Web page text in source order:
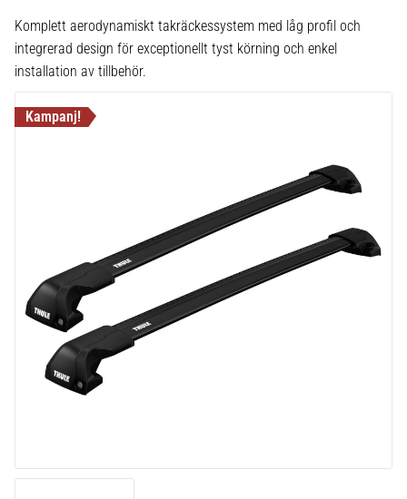
Komplett aerodynamiskt takräckessystem med låg profil och
integrerad design för exceptionellt tyst körning och enkel
installation av tillbehör.